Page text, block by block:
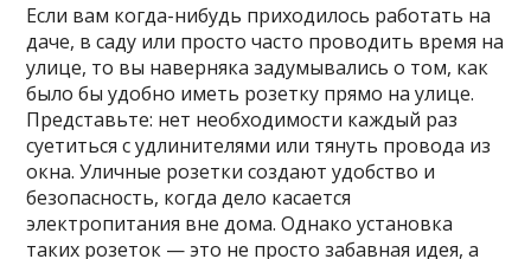
Если вам когда-нибудь приходилось работать на
даче, в саду или просто часто проводить время на
улице, то вы наверняка задумывались о том, как
было бы удобно иметь розетку прямо на улице.
Представьте: нет необходимости каждый раз
суетиться с удлинителями или тянуть провода из
окна. Уличные розетки создают удобство и
безопасность, когда дело касается
электропитания вне дома. Однако установка
таких розеток — это не просто забавная идея, а